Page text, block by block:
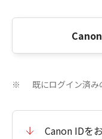
※ 既にログイン済み
Canon IDを